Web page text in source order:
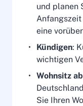
und planen
eine
Kündigen:
wichtigen
Wohnsitz
Sie Ihren